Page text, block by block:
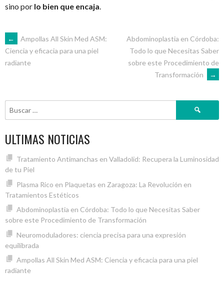
sino por lo bien que encaja
NAVEGACIÓN
DE
ENTRADAS
←
Ampollas All Skin Med ASM:
Ciencia y eficacia para una piel
radiante
Abdominoplastia en Córdoba:
Todo lo que Necesitas Saber
sobre este Procedimiento de
Transformación
→
Buscar:
ULTIMAS NOTICIAS
Tratamiento Antimanchas en Valladolid: Recupera la Luminosidad
de tu Piel
Plasma Rico en Plaquetas en Zaragoza: La Revolución en
Tratamientos Estéticos
Abdominoplastia en Córdoba: Todo lo que Necesitas Saber
sobre este Procedimiento de Transformación
Neuromoduladores: ciencia precisa para una expresión
equilibrada
Ampollas All Skin Med ASM: Ciencia y eficacia para una piel
radiante